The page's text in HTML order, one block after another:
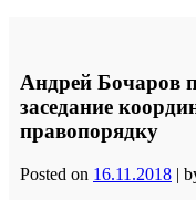
Андрей Бочаров
заседание
правопорядку
Posted on 16.11.2018 |